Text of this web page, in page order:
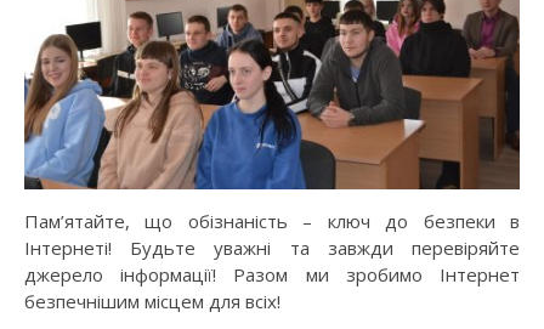
Пам’ятайте, що обізнаність – ключ до безпеки в
Інтернеті! Будьте уважні та завжди перевіряйте
джерело інформації! Разом ми зробимо Інтернет
безпечнішим місцем для всіх!